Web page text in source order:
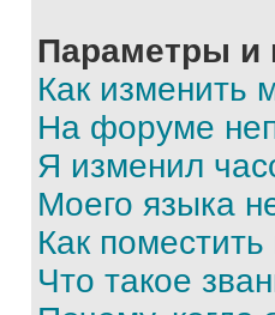
Параметры и
Как изменить
На форуме
Я изменил
Моего языка
Как
Что такое